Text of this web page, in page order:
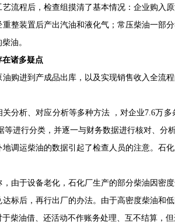
程后，检查组摸清了基本情况：企业购入原
整装置后产出汽油和液化气；常压柴油一部
油。
在诸多疑点
进到产成品出库，以及实现销售收入全流程
析、对应分析等多种方法 ，对企业7.6万多
等进行分类，并逐一与财务数据进行核对、分析
运柴油的数据引起了检查人员的注意。石化
于设备老化，石化厂生产的部分柴油因密度
标后，再行出厂的办法。由于高密度柴油和
柴油借、还活动不作账务处理、互不结算，但